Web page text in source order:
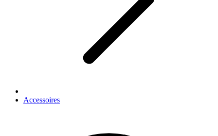
Accessoires